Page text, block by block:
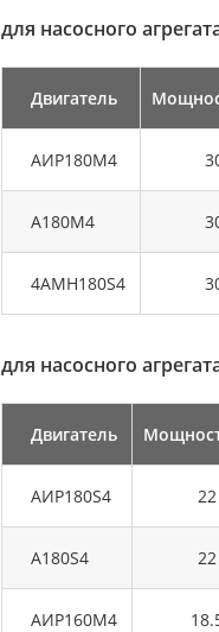
для насосного
Двигатель
АИР180М4
А180М4
4АМН180S4
для насосного
Двигатель
АИР180S4 22
A180S4 22
АИР160М4